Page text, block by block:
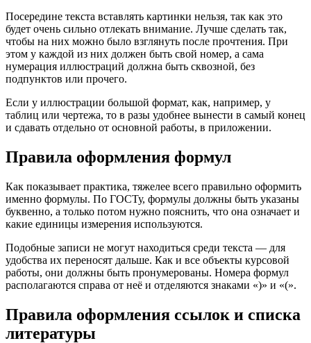
Посередине текста вставлять картинки нельзя, так как это
будет очень сильно отлекать внимание. Лучше сделать так,
чтобы на них можно было взглянуть после прочтения. При
этом у каждой из них должен быть свой номер, а сама
нумерация иллюстраций должна быть сквозной, без
подпунктов или прочего.
Если у иллюстрации большой формат, как, например, у
таблиц или чертежа, то в разы удобнее вынести в самый конец
и сдавать отдельно от основной работы, в приложении.
Правила оформления формул
Как показывает практика, тяжелее всего правильно оформить
именно формулы. По ГОСТу, формулы должны быть указаны
буквенно, а только потом нужно пояснить, что она означает и
какие единицы измерения используются.
Подобные записи не могут находиться среди текста — для
удобства их переносят дальше. Как и все объекты курсовой
работы, они должны быть пронумерованы. Номера формул
располагаются справа от неё и отделяются знаками «)» и «(».
Правила оформления ссылок и списка
литературы